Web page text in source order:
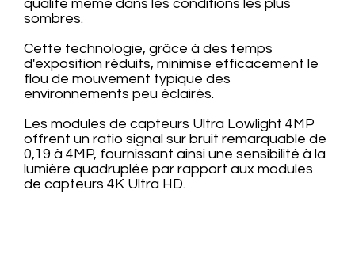
qualité même dans les conditions les plus
sombres.
Cette technologie, grâce à des temps
d'exposition réduits, minimise efficacement le
flou de mouvement typique des
environnements peu éclairés.
Les modules de capteurs Ultra Lowlight 4MP
offrent un ratio signal sur bruit remarquable de
0,19 à 4MP, fournissant ainsi une sensibilité à la
lumière quadruplée par rapport aux modules
de capteurs 4K Ultra HD.